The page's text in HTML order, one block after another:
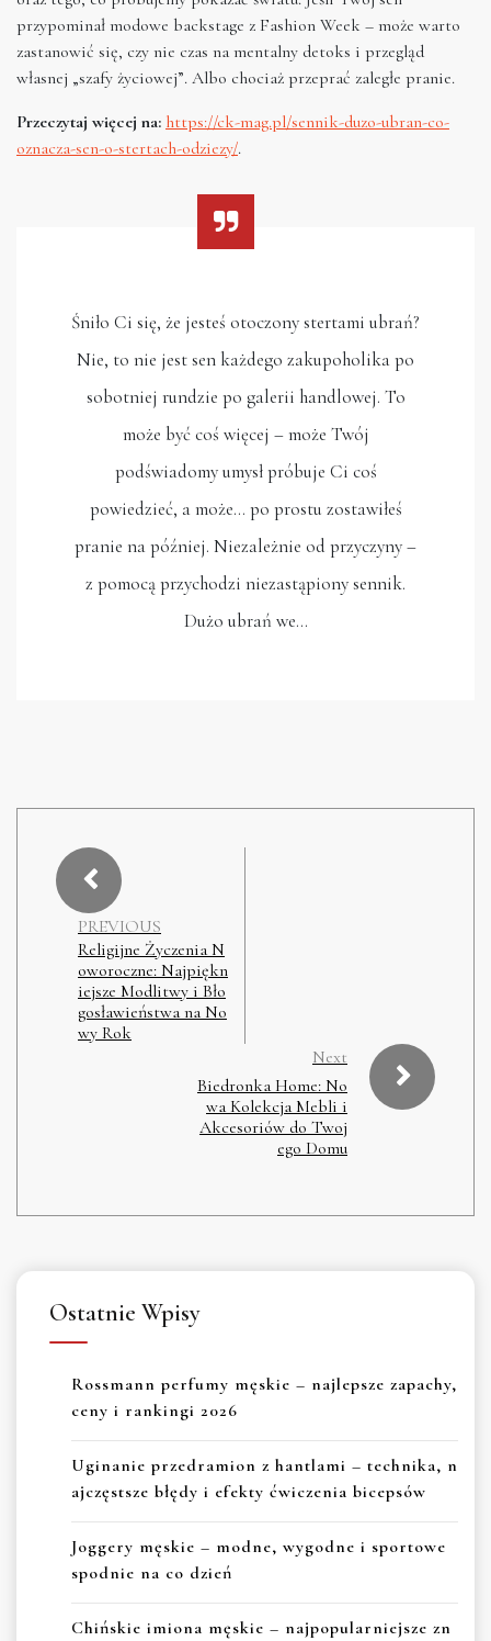
przypominał modowe backstage z Fashion Week – może warto
zastanowić się, czy nie czas na mentalny detoks i przegląd
własnej „szafy życiowej”. Albo chociaż przeprać zaległe pranie.
Przeczytaj więcej na: https://ck-mag.pl/sennik-duzo-ubran-co-
oznacza-sen-o-stertach-odziezy/.
Śniło Ci się, że jesteś otoczony stertami ubrań?
Nie, to nie jest sen każdego zakupoholika po
sobotniej rundzie po galerii handlowej. To
może być coś więcej – może Twój
podświadomy umysł próbuje Ci coś
powiedzieć, a może… po prostu zostawiłeś
pranie na później. Niezależnie od przyczyny –
z pomocą przychodzi niezastąpiony sennik.
Dużo ubrań we…
PREVIOUS
Religijne Życzenia N
oworoczne: Najpiękn
iejsze Modlitwy i Bło
gosławieństwa na No
wy Rok
Next
Biedronka Home: No
wa Kolekcja Mebli i
Akcesoriów do Twoj
ego Domu
Ostatnie Wpisy
Rossmann perfumy męskie – najlepsze zapachy,
ceny i rankingi 2026
Uginanie przedramion z hantlami – technika, n
ajczęstsze błędy i efekty ćwiczenia bicepsów
Joggery męskie – modne, wygodne i sportowe
spodnie na co dzień
Chińskie imiona męskie – najpopularniejsze zn